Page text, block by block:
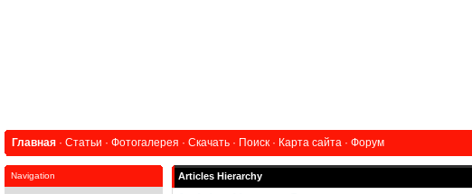
Главная · Статьи · Фотогалерея · Скачать · Поиск · Карта сайта · Форум
Navigation Articles Hierarchy